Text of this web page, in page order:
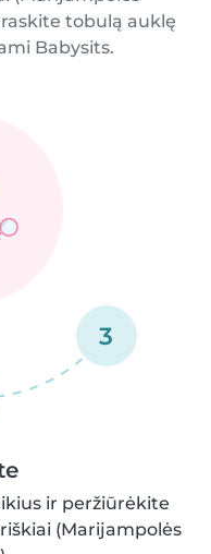
tobulą auklę
Babysits.
3
ir peržiūrėkite
(Marijampolės